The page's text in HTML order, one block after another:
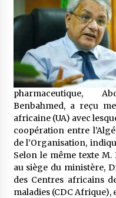
Le bouc
5 ans
Le monstrueux
algérien)
5 ans
Rencontre
touareg)
5 ans
Un
5 ans
pharmaceutique,
Benbahmed, a reçu
africaine (UA) avec
coopération entre
de l’Organisation,
Selon le même texte
au siège du ministère,
des Centres africains
maladies (CDC Afrique),